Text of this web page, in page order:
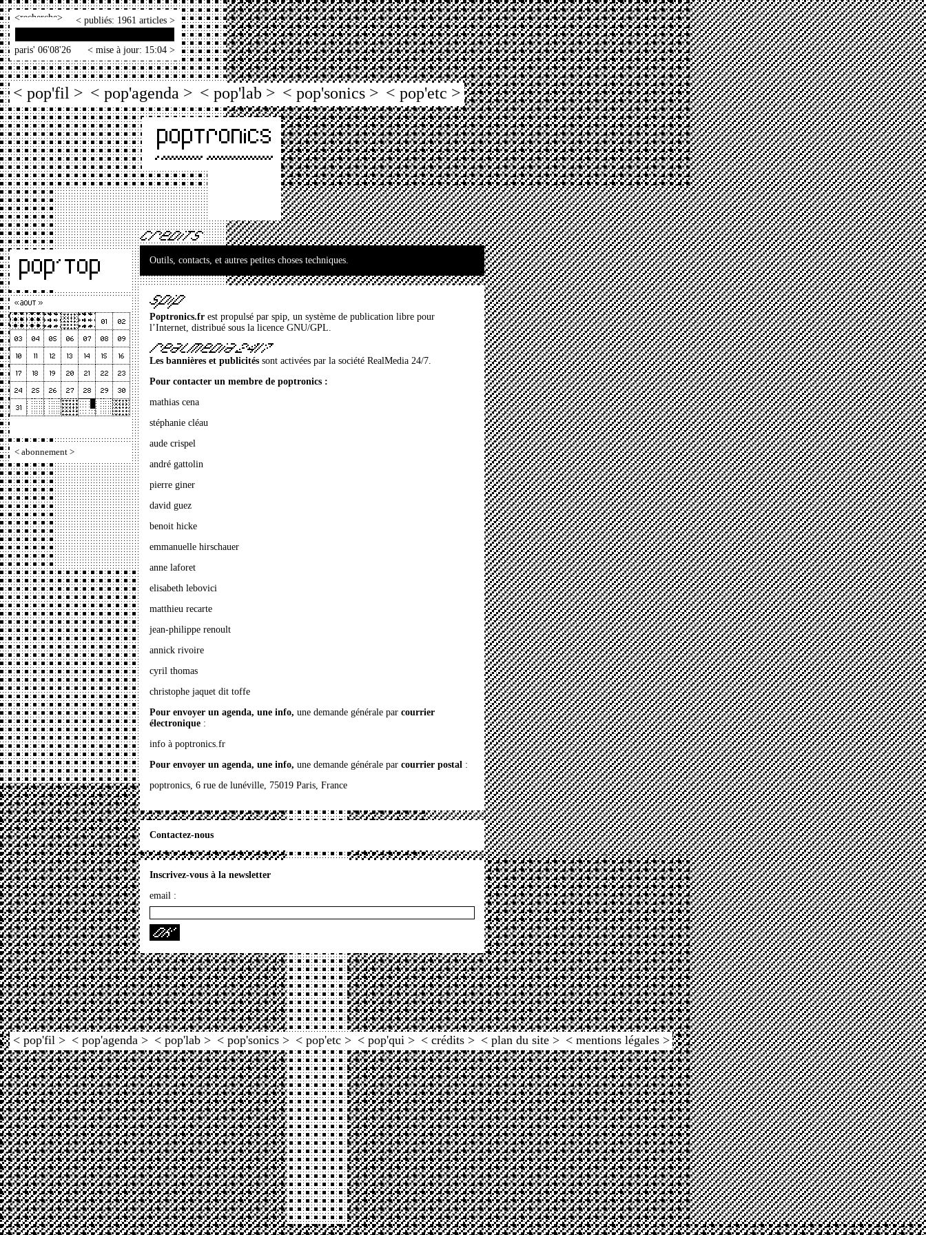
< > < publiés: 1961 articles >
paris' 06'08'26 < mise à jour: 15:04 >
< pop'fil > < pop'agenda > < pop'lab > < pop'sonics > < pop'etc >
< abonnement >
Outils, contacts, et autres petites choses techniques.
Poptronics.fr est propulsé par spip, un système de publication libre pour
l’Internet, distribué sous la licence GNU/GPL.
Les bannières et publicités sont activées par la société RealMedia 24/7.
Pour contacter un membre de poptronics :
mathias cena
stéphanie cléau
aude crispel
andré gattolin
pierre giner
david guez
benoit hicke
emmanuelle hirschauer
anne laforet
elisabeth lebovici
matthieu recarte
jean-philippe renoult
annick rivoire
cyril thomas
christophe jaquet dit toffe
Pour envoyer un agenda, une info, une demande générale par courrier
électronique :
info à poptronics.fr
Pour envoyer un agenda, une info, une demande générale par courrier postal :
poptronics, 6 rue de lunéville, 75019 Paris, France
Contactez-nous
Inscrivez-vous à la newsletter
email :
< pop'fil > < pop'agenda > < pop'lab > < pop'sonics > < pop'etc > < pop'qui > < crédits > < plan du site > < mentions légales >